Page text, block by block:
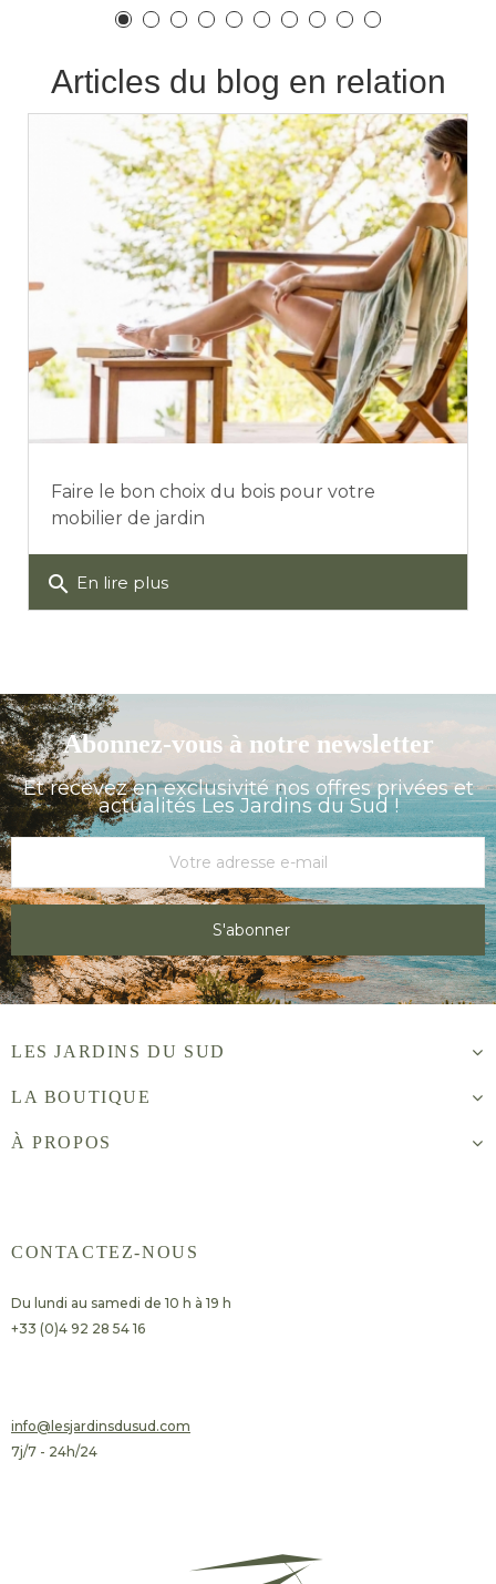
Articles du blog en relation
Faire le bon choix du bois pour votre
mobilier de jardin
search En lire plus
Abonnez-vous à notre newsletter
Et recevez en exclusivité nos offres privées et
actualités Les Jardins du Sud !
S'abonner
LES JARDINS DU SUD
LA BOUTIQUE
À PROPOS
CONTACTEZ-NOUS
Du lundi au samedi de 10 h à 19 h
+33 (0)4 92 28 54 16
​info@lesjardinsdusud.com
7j/7 - 24h/24